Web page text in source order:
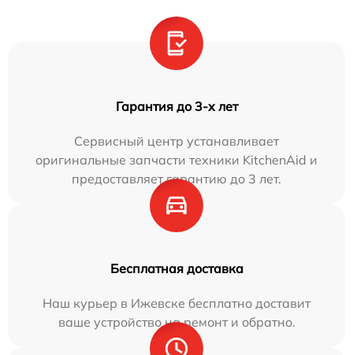
Гарантия до 3-х лет
Сервисный центр устанавливает
оригинальные запчасти техники KitchenAid и
предоставляет гарантию до 3 лет.
Бесплатная доставка
Наш курьер в Ижевске бесплатно доставит
ваше устройство на ремонт и обратно.